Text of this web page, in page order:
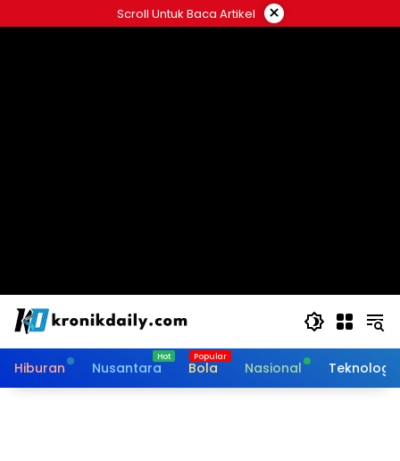
ke
Scroll Untuk Baca Artikel ×
Hiburan Nusantara Bola Nasional Teknologi